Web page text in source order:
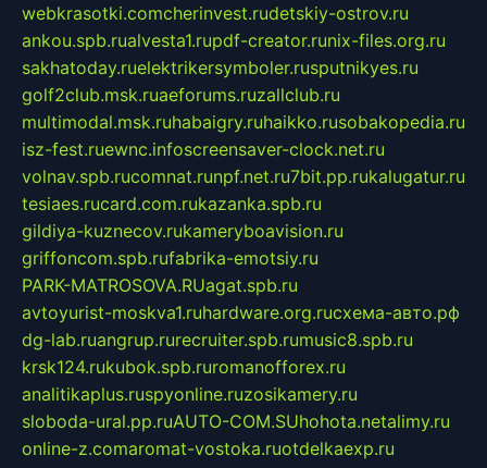
webkrasotki.comcherinvest.rudetskiy-ostrov.ru
ankou.spb.rualvesta1.rupdf-creator.runix-files.org.ru
sakhatoday.ruelektrikersymboler.rusputnikyes.ru
golf2club.msk.ruaeforums.ruzallclub.ru
multimodal.msk.ruhabaigry.ruhaikko.rusobakopedia.ru
isz-fest.ruewnc.infoscreensaver-clock.net.ru
volnav.spb.rucomnat.runpf.net.ru7bit.pp.rukalugatur.ru
tesiaes.rucard.com.rukazanka.spb.ru
gildiya-kuznecov.rukameryboavision.ru
griffoncom.spb.rufabrika-emotsiy.ru
PARK-MATROSOVA.RUagat.spb.ru
avtoyurist-moskva1.ruhardware.org.ruсхема-авто.рф
dg-lab.ruangrup.rurecruiter.spb.rumusic8.spb.ru
krsk124.rukubok.spb.ruromanofforex.ru
analitikaplus.ruspyonline.ruzosikamery.ru
sloboda-ural.pp.ruAUTO-COM.SUhohota.netalimy.ru
online-z.comaromat-vostoka.ruotdelkaexp.ru